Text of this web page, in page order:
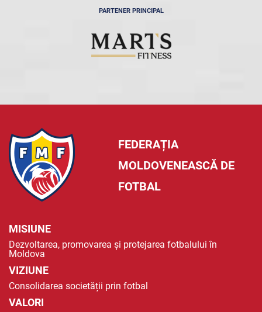
PARTENER PRINCIPAL
FEDERAȚIA
MOLDOVENEASCĂ DE
FOTBAL
MISIUNE
Dezvoltarea, promovarea și protejarea fotbalului în
Moldova
VIZIUNE
Consolidarea societății prin fotbal
VALORI